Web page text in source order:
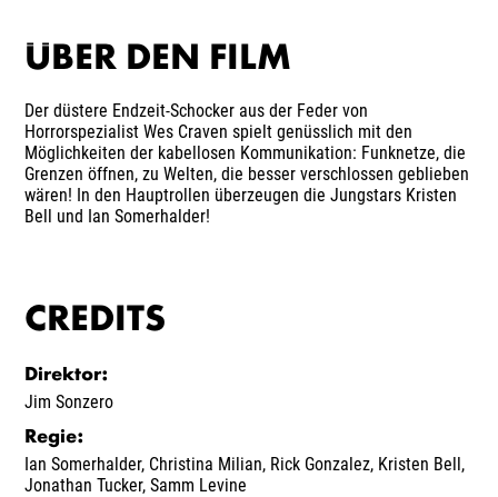
ÜBER DEN FILM
Der düstere Endzeit-Schocker aus der Feder von
Horrorspezialist Wes Craven spielt genüsslich mit den
Möglichkeiten der kabellosen Kommunikation: Funknetze, die
Grenzen öffnen, zu Welten, die besser verschlossen geblieben
wären! In den Hauptrollen überzeugen die Jungstars Kristen
Bell und Ian Somerhalder!
CREDITS
Direktor:
Jim Sonzero
Regie:
Ian Somerhalder, Christina Milian, Rick Gonzalez, Kristen Bell,
Jonathan Tucker,Samm Levine